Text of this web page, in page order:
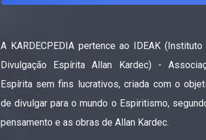
A KARDECPEDIA pertence ao IDEAK (Instituto
Divulgação Espírita Allan Kardec) -
Espírita sem fins lucrativos, criada com o
de divulgar para o mundo o Espiritismo,
pensamento e as obras de Allan Kardec.